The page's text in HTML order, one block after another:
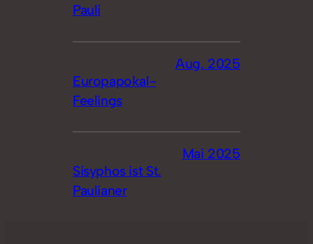
Pauli
Europapokal-
Feelings
Aug. 2025
Sisyphos ist St.
Paulianer
Mai 2025